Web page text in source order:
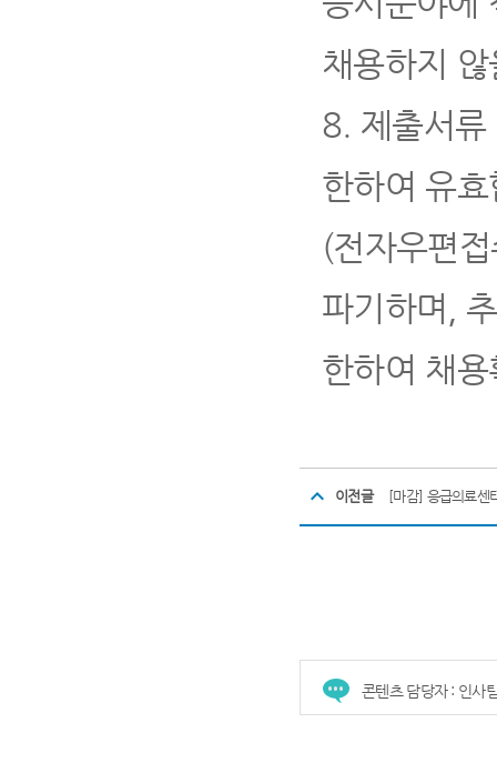
채용하지
8. 제출서
한하여 유
(전자우편
파기하며 ,
한하여 채
이전글 [마감] 응급의료센
콘텐츠 담당자 : 인사